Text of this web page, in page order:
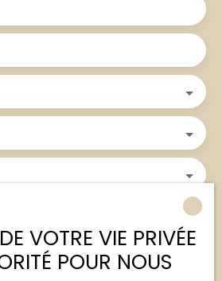
VOTRE VIE PRIVÉE
POUR NOUS